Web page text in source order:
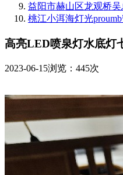
益阳市赫山区龙观桥
桃江小洱海灯光
高亮LED喷泉灯水底灯
2023-06-15浏览：445次